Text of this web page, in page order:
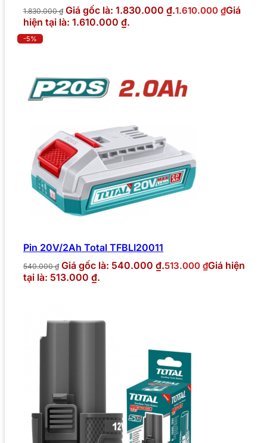
1.830.000₫ Giá gốc là: 1.830.000 ₫.1.610.000 ₫Giá
hiện tại là: 1.610.000 ₫.
-5%
Pin 20V/2Ah Total TFBLI20011
540.000₫ Giá gốc là: 540.000 ₫.513.000 ₫Giá hiện
tại là: 513.000 ₫.